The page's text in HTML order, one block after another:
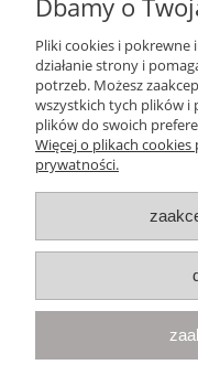
Your Space|
Dbamy o
Pliki cookies i
działanie strony i
potrzeb. Możesz
wszystkich tych plików i
plików do swoich
Więcej o plikach cookies
prywatności.